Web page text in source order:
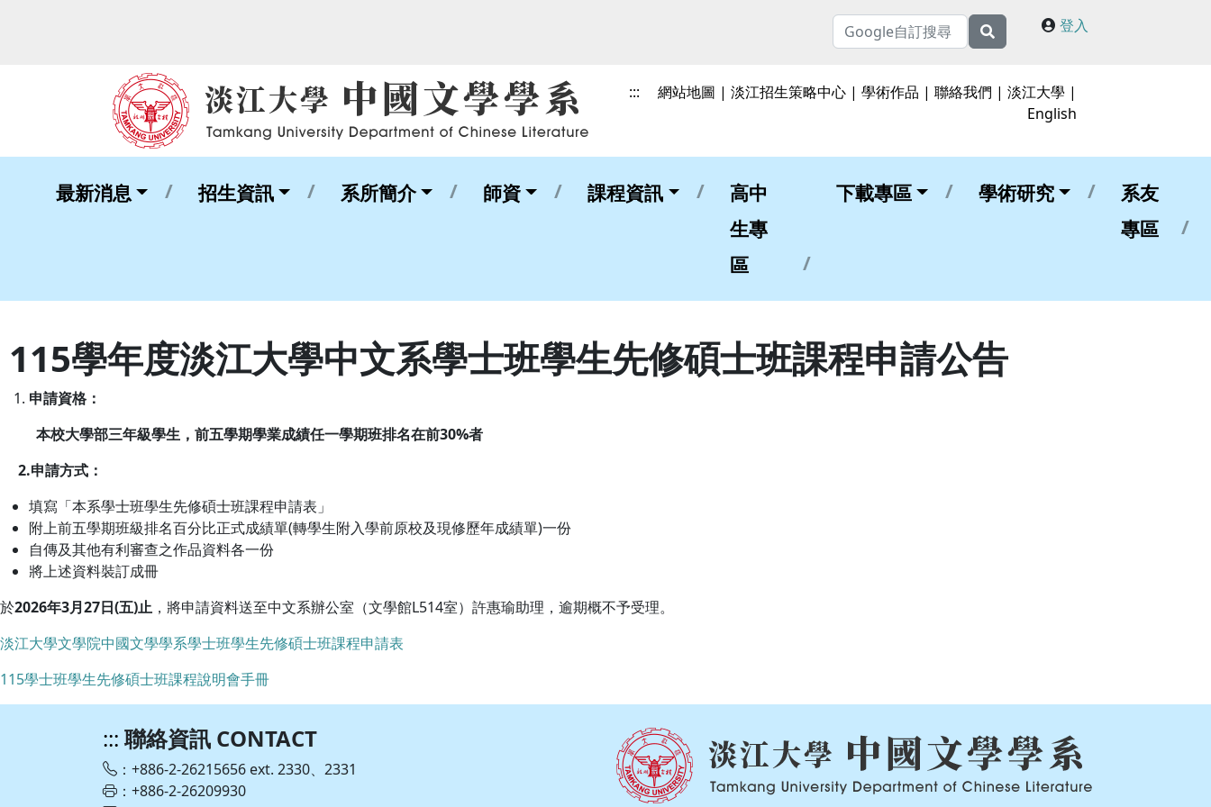
登入
::: 網站地圖 |淡江招生策略中心 |學術作品 |聯絡我們 |淡江大學 |
English
最新消息 招生資訊 系所簡介 師資 課程資訊
高中
生專
區
下載專區 學術研究
系友
專區
115學年度淡江大學中文系學士班學生先修碩士班課程申請公告
申請資格：
本校大學部三年級學生，前五學期學業成績任一學期班排名在前30%者
2.申請方式：
填寫「本系學士班學生先修碩士班課程申請表」
附上前五學期班級排名百分比正式成績單(轉學生附入學前原校及現修歷年成績單)一份
自傳及其他有利審查之作品資料各一份
將上述資料裝訂成冊
於2026年3月27日(五)止 ，將申請資料送至中文系辦公室（文學館L514室）許惠瑜助理，逾期概不予受理。
淡江大學文學院中國文學學系學士班學生先修碩士班課程申請表
115學士班學生先修碩士班課程說明會手冊
::: 聯絡資訊 CONTACT
：+886-2-26215656 ext. 2330、2331
：+886-2-26209930